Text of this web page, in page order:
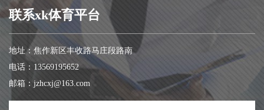
联系xk体育平台
地址：焦作新区丰收路马庄段路南
电话：13569195652
邮箱：jzhcxj@163.com